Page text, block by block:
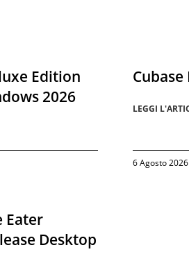
Edition
2026
LEGGI
6 Agosto 2026
Eater
Desktop